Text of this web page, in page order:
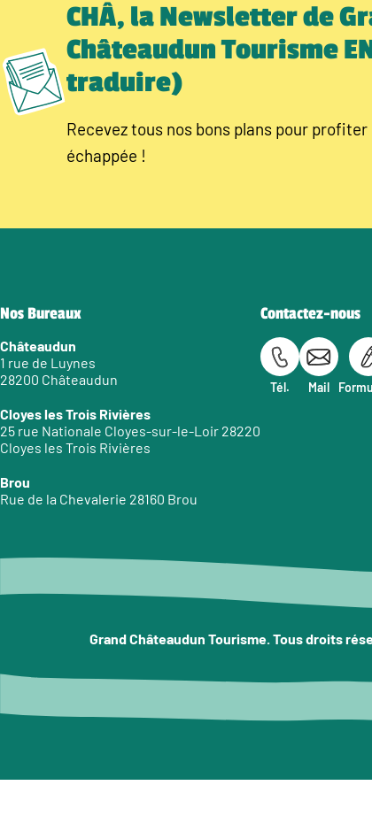
CHÂ, la Newsletter de
Châteaudun Tourisme
traduire)
Recevez tous nos bons plans pour
échappée !
Nos Bureaux
Châteaudun
1 rue de Luynes
28200 Châteaudun
Cloyes les Trois Rivières
25 rue Nationale Cloyes-sur-le-Loir 28220
Cloyes les Trois Rivières
Brou
Rue de la Chevalerie 28160 Brou
Contactez-nous
Tél. Mail
Grand Châteaudun Tourisme. Tous droits